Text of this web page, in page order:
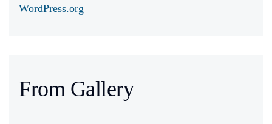
WordPress.org
From Gallery